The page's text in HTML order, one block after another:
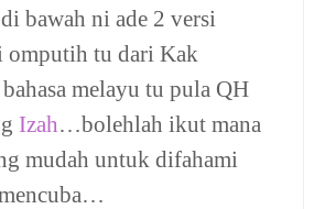
bawah ni ade 2 versi
omputih tu dari Kak
melayu tu pula QH
Izah…bolehlah ikut mana
mudah untuk difahami